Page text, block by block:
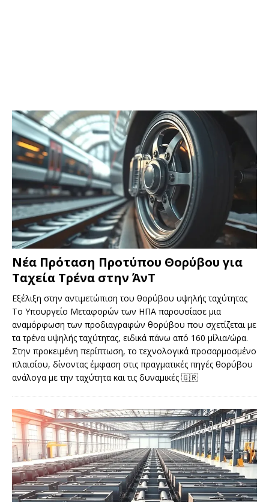
Νέα Πρόταση Προτύπου Θορύβου για
Ταχεία Τρένα στην ΆνΤ
Εξέλιξη στην αντιμετώπιση του θορύβου υψηλής ταχύτητας
Το Υπουργείο Μεταφορών των ΗΠΑ παρουσίασε μια
αναμόρφωση των προδιαγραφών θορύβου που σχετίζεται με
τα τρένα υψηλής ταχύτητας, ειδικά πάνω από 160 μίλια/ώρα.
Στην προκειμένη περίπτωση, το τεχνολογικά προσαρμοσμένο
πλαισίου, δίνοντας έμφαση στις πραγματικές πηγές θορύβου
ανάλογα με την ταχύτητα και τις δυναμικές 🇬🇷